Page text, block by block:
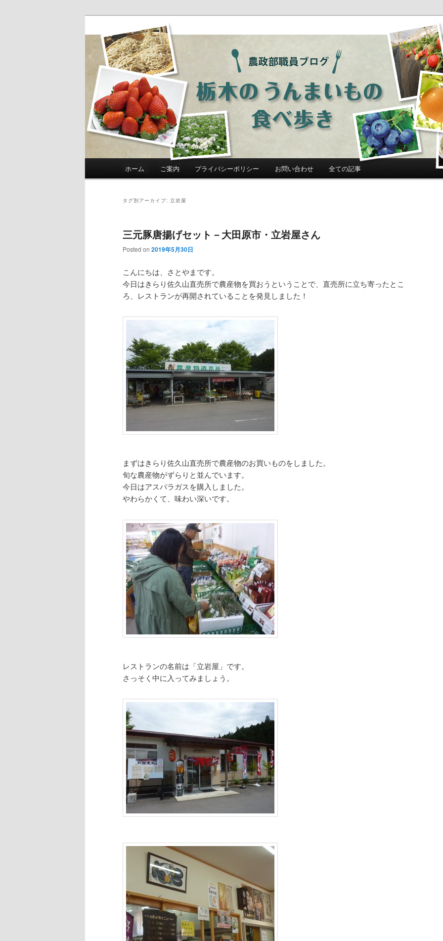
農政部職員ブログ「栃木のうんまいもの食べ歩
き」
メインコンテンツへ移動
サブコンテンツへ移動
ホーム ご案内 プライバシーポリシー お問い合わせ 全ての記事
タグ別アーカイブ: 立岩屋
三元豚唐揚げセット－大田原市・立岩屋さん
Posted on 2019年5月30日
こんにちは、さとやまです。
今日はきらり佐久山直売所で農産物を買おうということで、直売所に立ち寄ったとこ
ろ、レストランが再開されていることを発見しました！
まずはきらり佐久山直売所で農産物のお買いものをしました。
旬な農産物がずらりと並んでいます。
今日はアスパラガスを購入しました。
やわらかくて、味わい深いです。
レストランの名前は「立岩屋」です。
さっそく中に入ってみましょう。